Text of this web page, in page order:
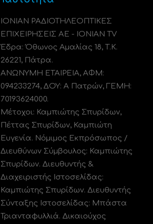
ΙΟΝΙΑΝ ΡΑΔΙΟΤΗΛΕΟΠΤΙΚΕΣ
ΕΠΙΧΕΙΡΗΣΕΙΣ ΑΕ - IONIAN TV
Έδρα: Όθωνος Αμαλίας 18, Τ.Κ.
26221, Πάτρα.
ΑΝΩΝΥΜΗ ΕΤΑΙΡΕΙΑ, ΑΦΜ:
094233274, ΔΟΥ: A Πατρών, ΓΕΜΗ:
70193624000.
Μέτοχοι: Καμπιώτης Σπυρίδων,
Πέττας Σπυρίδων, Καμπιώτη
Ευγενία. Νόμιμος Εκπρόσωπος /
Διευθύνων Σύμβουλος: Καμπιώτης
Σπυρίδων. Διευθυντής &
Διαχειριστής Ιστοσελίδας:
Καμπιώτης Σπυρίδων. Διευθυντής
Σύνταξης Ιστοσελίδας: Μπάστα
Τριανταφυλλιά. Δικαιούχος